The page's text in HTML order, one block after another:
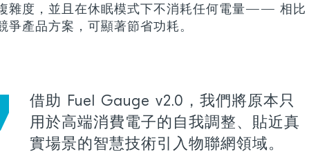
雜度，並且在休眠模式下不消耗任何電量—— 相比
爭產品方案，可顯著節省功耗。
借助 Fuel Gauge v2.0，我們將原本只
用於高端消費電子的自我調整、貼近真
實場景的智慧技術引入物聯網領域。